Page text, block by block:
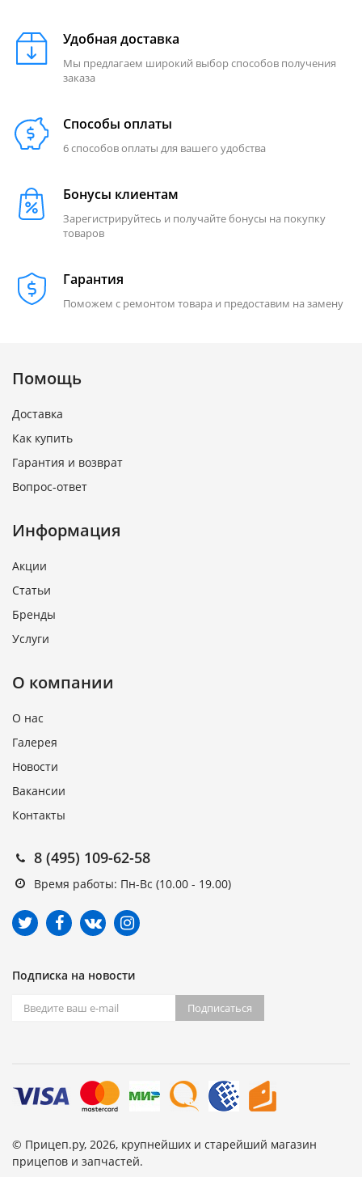
Удобная доставка
Мы предлагаем широкий выбор способов получения
заказа
Способы оплаты
6 способов оплаты для вашего удобства
Бонусы клиентам
Зарегистрируйтесь и получайте бонусы на покупку
товаров
Гарантия
Поможем с ремонтом товара и предоставим на замену
Помощь
Доставка
Как купить
Гарантия и возврат
Вопрос-ответ
Информация
Акции
Статьи
Бренды
Услуги
О компании
О нас
Галерея
Новости
Вакансии
Контакты
8 (495) 109-62-58
Время работы: Пн-Вс (10.00 - 19.00)
Подписка на новости
Подписаться
© Прицеп.ру, 2026, крупнейших и старейший магазин
прицепов и запчастей.